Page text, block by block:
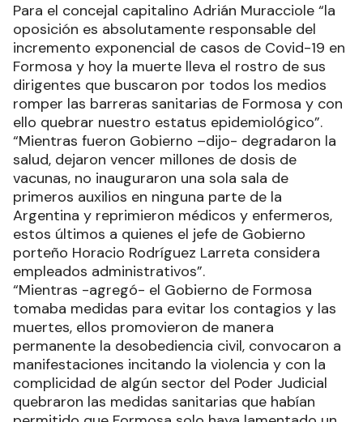
Para el concejal capitalino Adrián Muracciole “la
oposición es absolutamente responsable del
incremento exponencial de casos de Covid-19 en
Formosa y hoy la muerte lleva el rostro de sus
dirigentes que buscaron por todos los medios
romper las barreras sanitarias de Formosa y con
ello quebrar nuestro estatus epidemiológico”.
“Mientras fueron Gobierno –dijo- degradaron la
salud, dejaron vencer millones de dosis de
vacunas, no inauguraron una sola sala de
primeros auxilios en ninguna parte de la
Argentina y reprimieron médicos y enfermeros,
estos últimos a quienes el jefe de Gobierno
porteño Horacio Rodríguez Larreta considera
empleados administrativos”.
“Mientras -agregó- el Gobierno de Formosa
tomaba medidas para evitar los contagios y las
muertes, ellos promovieron de manera
permanente la desobediencia civil, convocaron a
manifestaciones incitando la violencia y con la
complicidad de algún sector del Poder Judicial
quebraron las medidas sanitarias que habían